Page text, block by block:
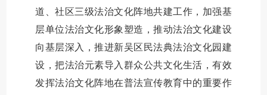
道、社区三级法治文化阵地共建工作，加强基
层单位法治文化形象塑造，推动法治文化建设
向基层深入，推进新吴区民法典法治文化园建
设，把法治元素导入群众公共文化生活，有效
发挥法治文化阵地在普法宣传教育中的重要作